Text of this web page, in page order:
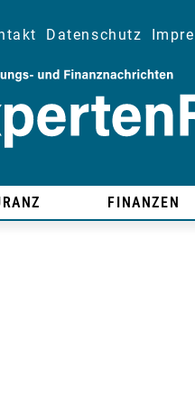
Datenschutz
FINANZEN